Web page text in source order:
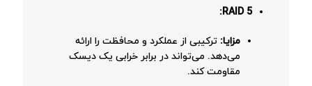
RAID 5:
مزایا: ترکیبی از عملکرد و محافظت را ارائه
می‌دهد. می‌تواند در برابر خرابی یک دیسک
مقاومت کند.